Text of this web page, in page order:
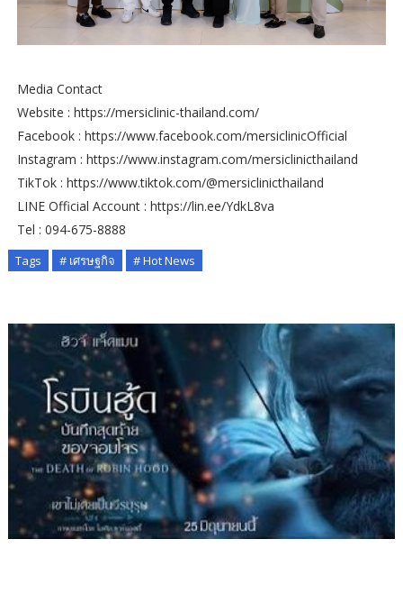
Media Contact
Website : https://mersiclinic-thailand.com/
Facebook : https://www.facebook.com/mersiclinicOfficial
Instagram : https://www.instagram.com/mersiclinicthailand
TikTok : https://www.tiktok.com/@mersiclinicthailand
LINE Official Account : https://lin.ee/YdkL8va
Tel : 094-675-8888
Tags # เศรษฐกิจ # Hot News